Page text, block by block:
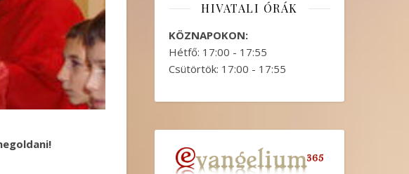
HIVATALI ÓRÁK
KÖZNAPOKON:
Hétfő: 17:00 - 17:55
Csütörtök: 17:00 - 17:55